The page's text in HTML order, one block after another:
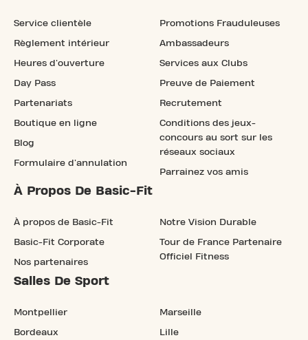
Service clientèle
Règlement intérieur
Heures d'ouverture
Day Pass
Partenariats
Boutique en ligne
Blog
Formulaire d'annulation
Promotions Frauduleuses
Ambassadeurs
Services aux Clubs
Preuve de Paiement
Recrutement
Conditions des jeux-
concours au sort sur les
réseaux sociaux
Parrainez vos amis
À Propos De Basic-Fit
À propos de Basic-Fit
Basic-Fit Corporate
Nos partenaires
Notre Vision Durable
Tour de France Partenaire
Officiel Fitness
Salles De Sport
Montpellier
Bordeaux
Marseille
Lille